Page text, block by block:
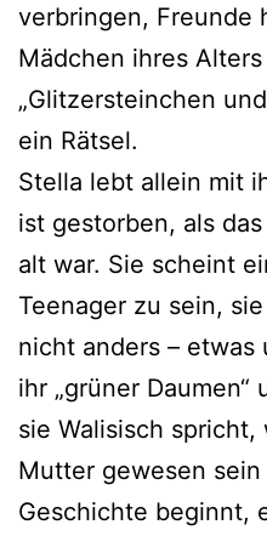
ver­brin­gen, Freunde
Mädchen ihres
„Glitzersteinchen
ein Rätsel.
Stella lebt allein mit
ist gestor­ben, als
alt war. Sie scheint
Teenager zu sein,
nicht anders –
ihr „grü­ner Daumen“
sie Walisisch
Mutter gewe­sen
Geschichte beginnt,